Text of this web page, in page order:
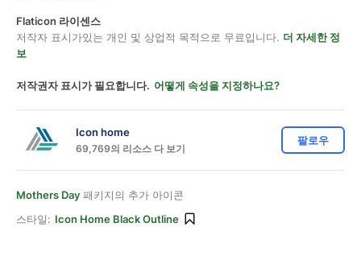
Flaticon 라이센스
저작자 표시가있는 개인 및 상업적 목적으로 무료입니다. 더 자세한 정
보
저작권자 표시가 필요합니다. 어떻게 속성을 지정하나요?
Icon home
69,769의 리소스 다 보기
팔로우
Mothers Day 패키지의 추가 아이콘
스타일: Icon Home Black Outline